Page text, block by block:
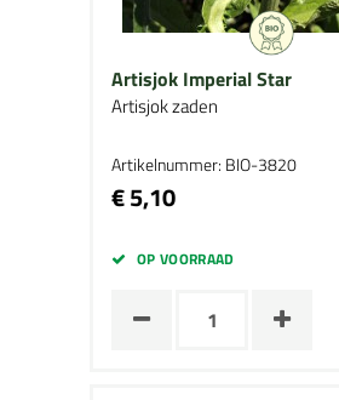
Artisjok Imperial Star
Artisjok zaden
Artikelnummer: BIO-3820
€ 5,10
OP VOORRAAD